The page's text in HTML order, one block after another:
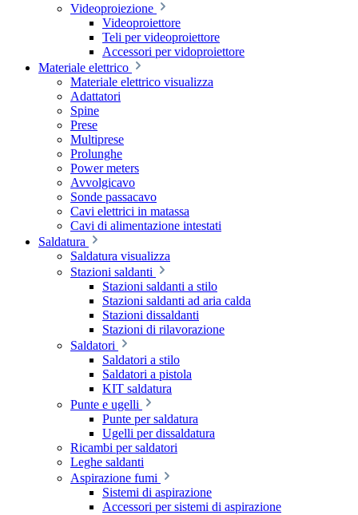
Videoproiezione
Videoproiettore
Teli per videoproiettore
Accessori per vidoproiettore
Materiale elettrico
Materiale elettrico visualizza
Adattatori
Spine
Prese
Multiprese
Prolunghe
Power meters
Avvolgicavo
Sonde passacavo
Cavi elettrici in matassa
Cavi di alimentazione intestati
Saldatura
Saldatura visualizza
Stazioni saldanti
Stazioni saldanti a stilo
Stazioni saldanti ad aria calda
Stazioni dissaldanti
Stazioni di rilavorazione
Saldatori
Saldatori a stilo
Saldatori a pistola
KIT saldatura
Punte e ugelli
Punte per saldatura
Ugelli per dissaldatura
Ricambi per saldatori
Leghe saldanti
Aspirazione fumi
Sistemi di aspirazione
Accessori per sistemi di aspirazione